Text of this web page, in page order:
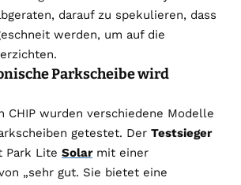
darauf zu spekulieren, dass
werden, um auf die
Parkscheibe wird
CHIP wurden verschiedene Modelle
getestet. Der Testsieger
Park Lite Solarmit einer
„sehr gut. Sie bietet eine